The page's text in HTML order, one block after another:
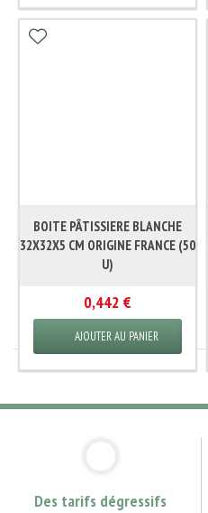
BOITE PÂTISSIERE BLANCHE
32X32X5 CM ORIGINE FRANCE (50
U)
0,442 €
AJOUTER AU PANIER
Des tarifs dégressifs